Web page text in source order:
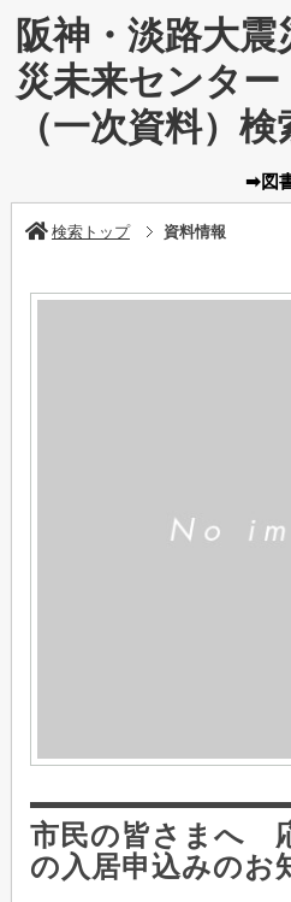
阪神・淡路大
災未来センタ
（一次資料）検
➡図
検索トップ 資料情報
市民の皆さまへ
の入居申込みのお